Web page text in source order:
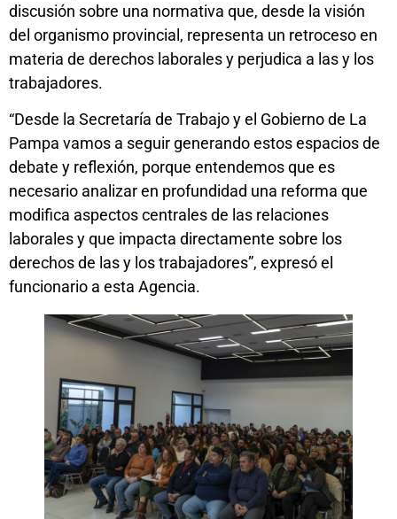
discusión sobre una normativa que, desde la visión
del organismo provincial, representa un retroceso en
materia de derechos laborales y perjudica a las y los
trabajadores.
“Desde la Secretaría de Trabajo y el Gobierno de La
Pampa vamos a seguir generando estos espacios de
debate y reflexión, porque entendemos que es
necesario analizar en profundidad una reforma que
modifica aspectos centrales de las relaciones
laborales y que impacta directamente sobre los
derechos de las y los trabajadores”, expresó el
funcionario a esta Agencia.